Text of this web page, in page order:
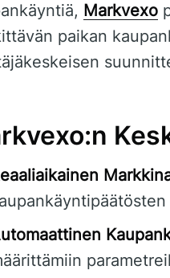
Markvexo
paikan